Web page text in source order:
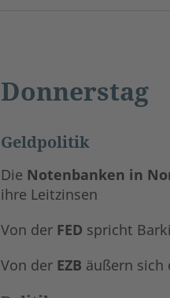
Donnerstag
Geldpolitik
Die Notenbanken in
ihre Leitzinsen
Von der FED spricht
Von der EZB äußern sich